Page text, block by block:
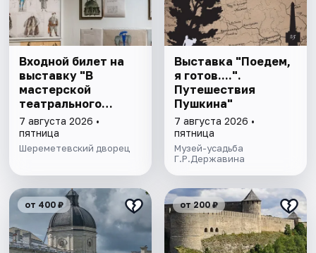
Входной билет на
выставку "В
мастерской
театрального
художника"
7 августа 2026 •
пятница
Шереметевский дворец
Выставка "Поедем,
я готов....".
Путешествия
Пушкина"
7 августа 2026 •
пятница
Музей-усадьба
Г.Р.Державина
от 400 ₽ от 200 ₽